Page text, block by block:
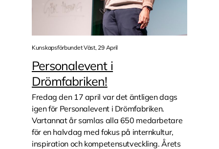
Kunskapsförbundet Väst, 29 April
Personalevent i
Drömfabriken!
Fredag den 17 april var det äntligen dags
igen för Personalevent i Drömfabriken.
Vartannat år samlas alla 650 medarbetare
för en halvdag med fokus på internkultur,
inspiration och kompetensutveckling. Årets